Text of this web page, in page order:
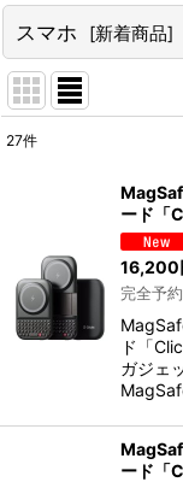
スマホ [新着商品]
27件
ード「
16,200
完全予
ド「
ガジェ
ード「